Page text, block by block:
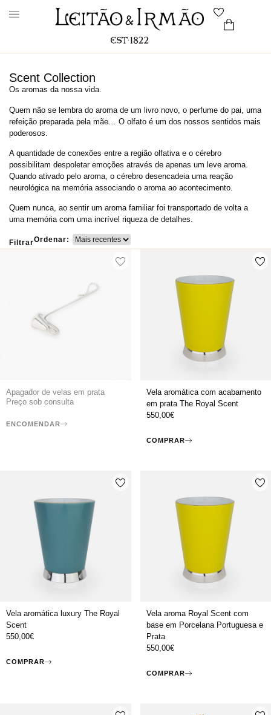
Scent Collection
Os aromas da nossa vida.
Quem não se lembra do aroma de um livro novo, o perfume do pai, uma
refeição preparada pela mãe… O olfato é um dos nossos sentidos mais
poderosos.
A quantidade de conexões entre a região olfativa e o cérebro
possibilitam despoletar emoções através de apenas um leve aroma.
Quando ativado pelo aroma, o cérebro desencadeia uma reação
neurológica na memória associando o aroma ao acontecimento.
Quem nunca, ao sentir um aroma familiar foi transportado de volta a
uma memória com uma incrível riqueza de detalhes.
FiltrarOrdenar:
Apagador de velas em prata
Preço sob consulta
ENCOMENDAR
Vela aromática com acabamento
em prata The Royal Scent
550,00€
COMPRAR
Vela aromática luxury The Royal
Scent
550,00€
COMPRAR
Vela aroma Royal Scent com
base em Porcelana Portuguesa e
Prata
550,00€
COMPRAR